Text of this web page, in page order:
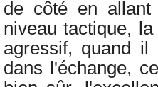
de côté en
niveau tactique,
agressif, quand il
dans l'échange,